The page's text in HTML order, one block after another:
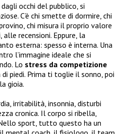
occhi del pubblico, si
C’è chi smette di dormire, chi
chi misura il proprio valore
recensioni. Eppure, la
esterna: spesso è interna. Una
l’immagine ideale che si
Lo stress da competizione
piedi. Prima ti toglie il sonno, poi
gioia.
irritabilità, insonnia, disturbi
cronica. Il corpo si ribella,
Nello sport, tutto questo ha un